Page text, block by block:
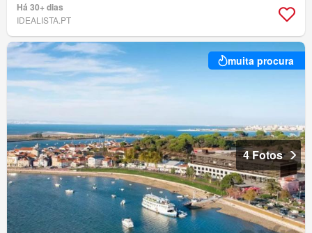
Há 30+ dias
IDEALISTA.PT
muita procura
4 Fotos